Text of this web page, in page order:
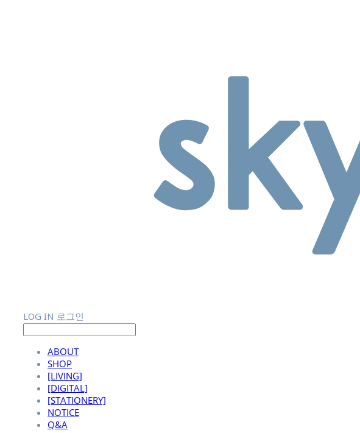
LOG IN 로그인
ABOUT
SHOP
[LIVING]
[DIGITAL]
[STATIONERY]
NOTICE
Q&A